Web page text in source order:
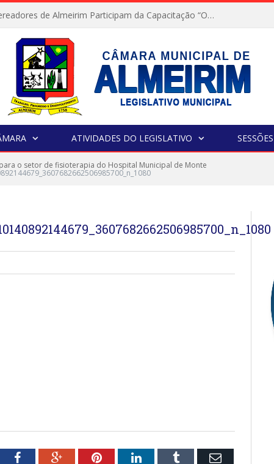
Servidores e Vereadores de Almeirim Participam da Capacitação “Orientar é a Nossa Missão”
ATIVIDADES DO LEGISLATIVO SESSÕES
o setor de fisioterapia do Hospital Municipal de Monte
FacebookGoogle+PinterestLinkedInTumblr Email